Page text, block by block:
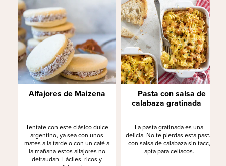
Alfajores de Maizena
Tentate con este clásico dulce
argentino, ya sea con unos
mates a la tarde o con un café a
la mañana estos alfajores no
defraudan. Fáciles, ricos y
Pasta con salsa de
calabaza gratinada
La pasta gratinada es una
delicia. No te pierdas esta pasta
con salsa de calabaza sin tacc,
apta para celíacos.